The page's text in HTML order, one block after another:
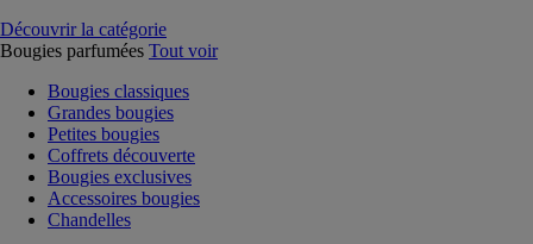
Découvrir la catégorie
Bougies parfumées Tout voir
Bougies classiques
Grandes bougies
Petites bougies
Coffrets découverte
Bougies exclusives
Accessoires bougies
Chandelles